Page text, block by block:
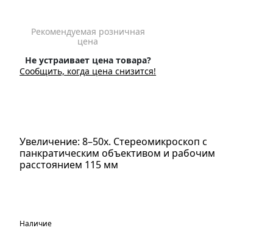
Рекомендуемая розничная
цена
Не устраивает цена товара?
Сообщить, когда цена снизится!
Увеличение: 8–50х. Стереомикроскоп с
панкратическим объективом и рабочим
расстоянием 115 мм
Наличие